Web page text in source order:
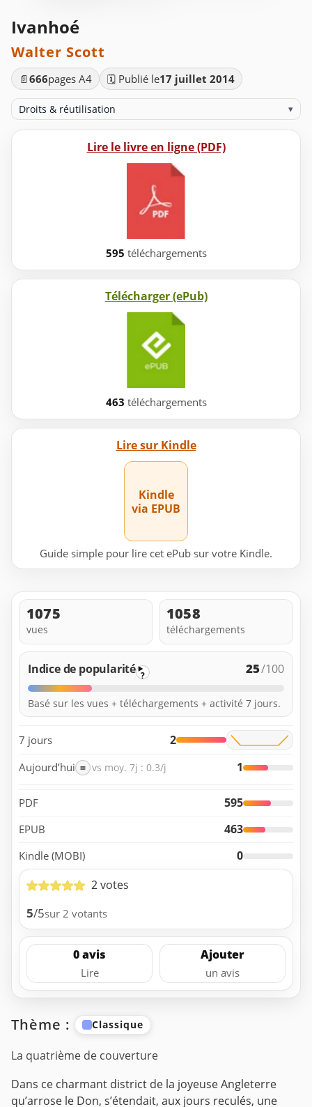
Ivanhoé
Walter Scott
📄 666pages A4 🗓️ Publié le17 juillet 2014
Droits & réutilisation ▾
Lire le livre en ligne (PDF)
595 téléchargements
Télécharger (ePub)
463 téléchargements
Lire sur Kindle
Kindle
via EPUB
Guide simple pour lire cet ePub sur votre Kindle.
1075
vues
1058
téléchargements
Indice de popularité ? 25/100
Basé sur les vues + téléchargements + activité 7 jours.
7 jours 2
Aujourd’hui = vs moy. 7j : 0.3/j 1
PDF 595
EPUB 463
Kindle (MOBI)
0
2 votes
5/5sur 2 votants
0 avis
Lire
Ajouter
un avis
Thème : Classique
La quatrième de couverture
Dans ce charmant district de la joyeuse Angleterre
qu’arrose le Don, s’étendait, aux jours reculés, une